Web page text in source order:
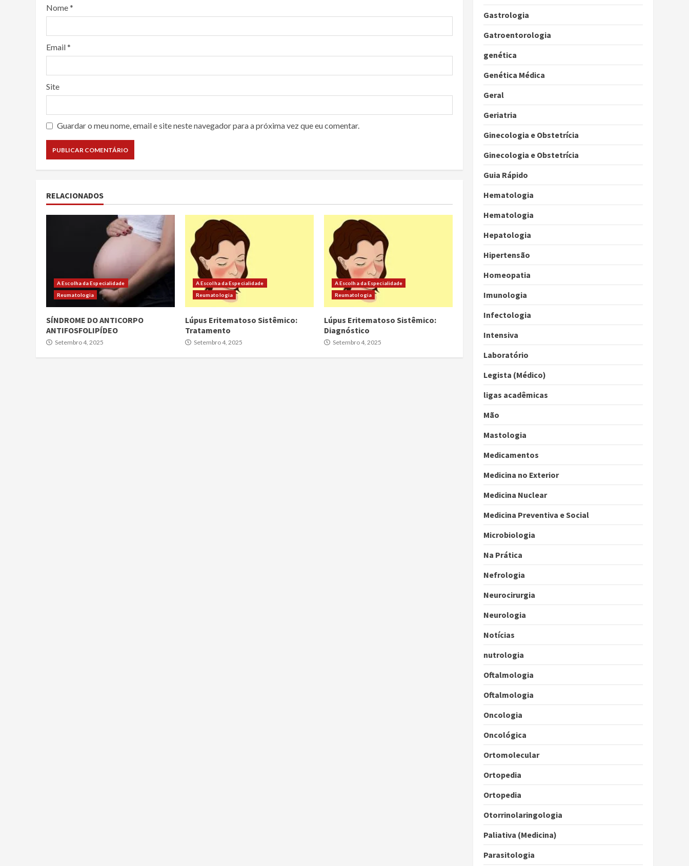
Nome*
Email*
Site
Guardar o meu nome, email e site neste navegador para a próxima vez que eu comentar.
RELACIONADOS
A Escolha da Especialidade
Reumatologia
SÍNDROME DO ANTICORPO
ANTIFOSFOLIPÍDEO
Setembro 4, 2025
A Escolha da Especialidade
Reumatologia
Lúpus Eritematoso Sistêmico:
Tratamento
Setembro 4, 2025
A Escolha da Especialidade
Reumatologia
Lúpus Eritematoso Sistêmico:
Diagnóstico
Setembro 4, 2025
Gastrologia
Gatroentorologia
genética
Genética Médica
Geral
Geriatria
Ginecologia e Obstetrícia
Ginecologia e Obstetrícia
Guia Rápido
Hematologia
Hematologia
Hepatologia
Hipertensão
Homeopatia
Imunologia
Infectologia
Intensiva
Laboratório
Legista (Médico)
ligas acadêmicas
Mão
Mastologia
Medicamentos
Medicina no Exterior
Medicina Nuclear
Medicina Preventiva e Social
Microbiologia
Na Prática
Nefrologia
Neurocirurgia
Neurologia
Notícias
nutrologia
Oftalmologia
Oftalmologia
Oncologia
Oncológica
Ortomolecular
Ortopedia
Ortopedia
Otorrinolaringologia
Paliativa (Medicina)
Parasitologia